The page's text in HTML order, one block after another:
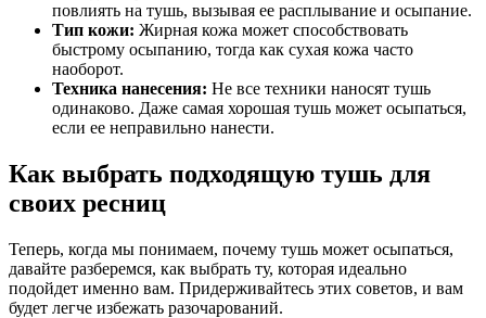
повлиять на тушь, вызывая ее расплывание и осыпание.
Тип кожи: Жирная кожа может способствовать
быстрому осыпанию, тогда как сухая кожа часто
наоборот.
Техника нанесения: Не все техники наносят тушь
одинаково. Даже самая хорошая тушь может осыпаться,
если ее неправильно нанести.
Как выбрать подходящую тушь для
своих ресниц
Теперь, когда мы понимаем, почему тушь может осыпаться,
давайте разберемся, как выбрать ту, которая идеально
подойдет именно вам. Придерживайтесь этих советов, и вам
будет легче избежать разочарований.